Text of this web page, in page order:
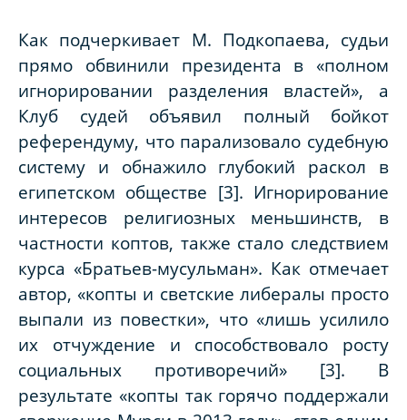
Как подчеркивает М. Подкопаева, судьи
прямо обвинили президента в «полном
игнорировании разделения властей», а
Клуб судей объявил полный бойкот
референдуму, что парализовало судебную
систему и обнажило глубокий раскол в
египетском обществе [3]. Игнорирование
интересов религиозных меньшинств, в
частности коптов, также стало следствием
курса «Братьев-мусульман». Как отмечает
автор, «копты и светские либералы просто
выпали из повестки», что «лишь усилило
их отчуждение и способствовало росту
социальных противоречий» [3]. В
результате «копты так горячо поддержали